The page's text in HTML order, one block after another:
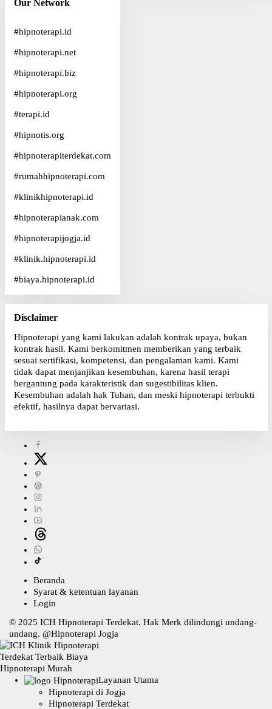
Our Network
#hipnoterapi.id
#hipnoterapi.net
#hipnoterapi.biz
#hipnoterapi.org
#terapi.id
#hipnotis.org
#hipnoterapiterdekat.com
#rumahhipnoterapi.com
#klinikhipnoterapi.id
#hipnoterapianak.com
#hipnoterapijogja.id
#klinik.hipnoterapi.id
#biaya.hipnoterapi.id
Disclaimer
Hipnoterapi yang kami lakukan adalah kontrak upaya, bukan
kontrak hasil. Kami berkomitmen memberikan yang terbaik
sesuai sertifikasi, kompetensi, dan pengalaman kami. Kami
tidak dapat menjanjikan kesembuhan, karena hasil terapi
bergantung pada karakteristik dan sugestibilitas klien.
Kesembuhan adalah hak Tuhan, dan meski hipnoterapi terbukti
efektif, hasilnya dapat bervariasi.
Beranda
Syarat & ketentuan layanan
Login
© 2025 ICH Hipnoterapi Terdekat. Hak Merk dilindungi undang-
undang. @Hipnoterapi Jogja
Layanan Utama
Hipnoterapi di Jogja
Hipnoterapi Terdekat